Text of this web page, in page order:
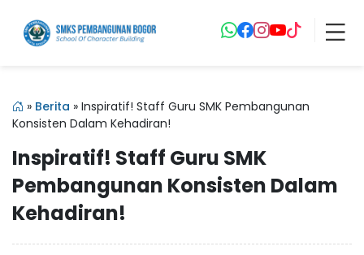
» Berita » Inspiratif! Staff Guru SMK Pembangunan
Konsisten Dalam Kehadiran!
Inspiratif! Staff Guru SMK
Pembangunan Konsisten Dalam
Kehadiran!